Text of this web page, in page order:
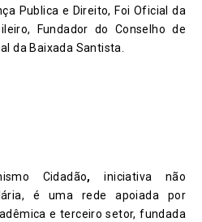
Publica e Direito, Foi Oficial da
Fundador do Conselho de
da Baixada Santista.
Cidadão,iniciativa não
é uma rede apoiada por
e terceiro setor, fundada